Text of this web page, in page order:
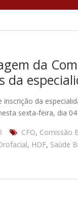
da
da
da
sexta-feira, dia
CFO, Comissão
, HOF, Saúde